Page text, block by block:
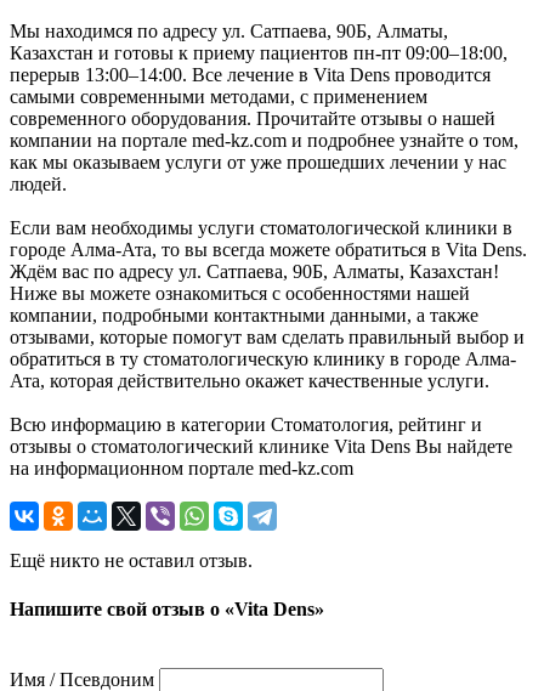
Мы находимся по адресу ул. Сатпаева, 90Б, Алматы,
Казахстан и готовы к приему пациентов пн-пт 09:00–18:00,
перерыв 13:00–14:00. Все лечение в Vita Dens проводится
самыми современными методами, с применением
современного оборудования. Прочитайте отзывы о нашей
компании на портале med-kz.com и подробнее узнайте о том,
как мы оказываем услуги от уже прошедших лечении у нас
людей.
Если вам необходимы услуги стоматологической клиники в
городе Алма-Ата, то вы всегда можете обратиться в Vita Dens.
Ждём вас по адресу ул. Сатпаева, 90Б, Алматы, Казахстан!
Ниже вы можете ознакомиться с особенностями нашей
компании, подробными контактными данными, а также
отзывами, которые помогут вам сделать правильный выбор и
обратиться в ту стоматологическую клинику в городе Алма-
Ата, которая действительно окажет качественные услуги.
Всю информацию в категории Стоматология, рейтинг и
отзывы о стоматологический клинике Vita Dens Вы найдете
на информационном портале med-kz.com
Ещё никто не оставил отзыв.
Напишите свой отзыв о «Vita Dens»
Имя / Псевдоним